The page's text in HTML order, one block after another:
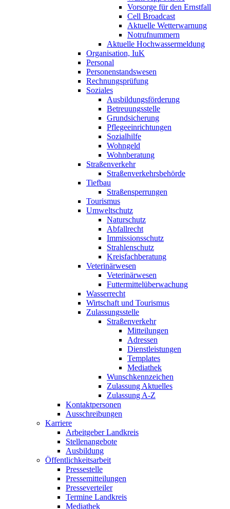
Vorsorge für den Ernstfall
Cell Broadcast
Aktuelle Wetterwarnung
Notrufnummern
Aktuelle Hochwassermeldung
Organisation, IuK
Personal
Personenstandswesen
Rechnungsprüfung
Soziales
Ausbildungsförderung
Betreuungsstelle
Grundsicherung
Pflegeeinrichtungen
Sozialhilfe
Wohngeld
Wohnberatung
Straßenverkehr
Straßenverkehrsbehörde
Tiefbau
Straßensperrungen
Tourismus
Umweltschutz
Naturschutz
Abfallrecht
Immissionsschutz
Strahlenschutz
Kreisfachberatung
Veterinärwesen
Veterinärwesen
Futtermittelüberwachung
Wasserrecht
Wirtschaft und Tourismus
Zulassungsstelle
Straßenverkehr
Mitteilungen
Adressen
Dienstleistungen
Templates
Mediathek
Wunschkennzeichen
Zulassung Aktuelles
Zulassung A-Z
Kontaktpersonen
Ausschreibungen
Karriere
Arbeitgeber Landkreis
Stellenangebote
Ausbildung
Öffentlichkeitsarbeit
Pressestelle
Pressemitteilungen
Presseverteiler
Termine Landkreis
Mediathek